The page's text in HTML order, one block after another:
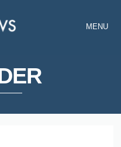
MENU